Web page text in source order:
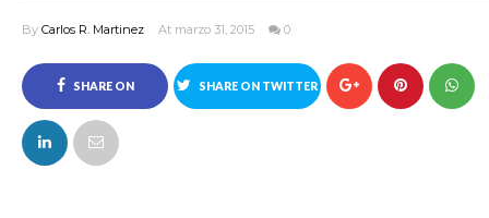
By Carlos R. Martinez At marzo 31, 2015 0
SHARE ON
FACEBOOK
SHARE ON TWITTER